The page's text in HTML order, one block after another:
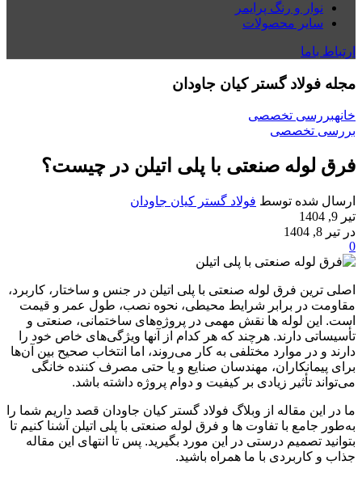
نوار و رنگ پرایمر
سایر محصولات
ارتباط باما
مجله فولاد گستر کیان جاودان
خانهبررسی تخصصی
بررسی تخصصی
فرق لوله صنعتی با پلی اتیلن در چیست؟
ارسال شده توسط فولاد گستر کیان جاودان
تیر 9, 1404
در تیر 8, 1404
0
اصلی ترین فرق لوله صنعتی با پلی اتیلن در جنس و ساختار، کاربرد،
مقاومت در برابر شرایط محیطی، نحوه نصب، طول عمر و قیمت
است. این لوله ها نقش مهمی در پروژه‌های ساختمانی، صنعتی و
تأسیساتی دارند. هرچند که هر کدام از آنها ویژگی‌های خاص خود را
دارند و در موارد مختلفی به کار می‌روند، اما انتخاب صحیح بین آن‌ها
برای پیمانکاران، مهندسان صنایع و یا حتی مصرف کننده خانگی
می‌تواند تأثیر زیادی بر کیفیت و دوام پروژه داشته باشد.
ما در این مقاله از وبلاگ فولاد گستر کیان جاودان قصد داریم شما را
به‌طور جامع با تفاوت ها و فرق لوله صنعتی با پلی اتیلن آشنا کنیم تا
بتوانید تصمیم درستی در این مورد بگیرید. پس تا انتهای این مقاله
جذاب و کاربردی با ما همراه باشید.